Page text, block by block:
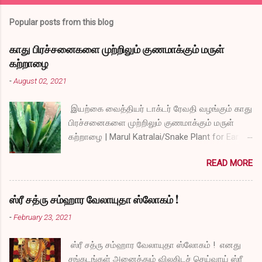
Popular posts from this blog
காது பிரச்சனைகளை முற்றிலும் குணமாக்கும் மருள்
கற்றாழை
-August 02, 2021
இயற்கை வைத்தியர் டாக்டர் ரேவதி வழங்கும் காது
பிரச்சனைகளை முற்றிலும் குணமாக்கும் மருள்
கற்றாழை | Marul Katralai/Snake Plant for Ear
READ MORE
ஸ்ரீ சத்ரு சம்ஹார வேலாயுதா ஸ்லோகம் !
-February 23, 2021
ஸ்ரீ சத்ரு சம்ஹார வேலாயுதா ஸ்லோகம் ! எனது
சங்கடங்கள் அனைத்தும் விலகிடச் செய்வாய் ஸ்ரீ